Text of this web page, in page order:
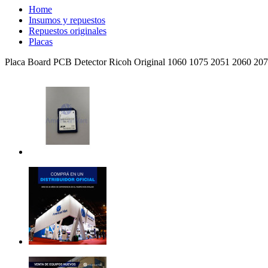
Home
Insumos y repuestos
Repuestos originales
Placas
Placa Board PCB Detector Ricoh Original 1060 1075 2051 2060